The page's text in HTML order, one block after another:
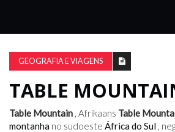
DO
THINK
COMPANHEIRO
GEOGRAFIA E VIAGENS
TABLE
Table Mountain , Afrikaans Table
montanha no sudoeste África do Sul ,